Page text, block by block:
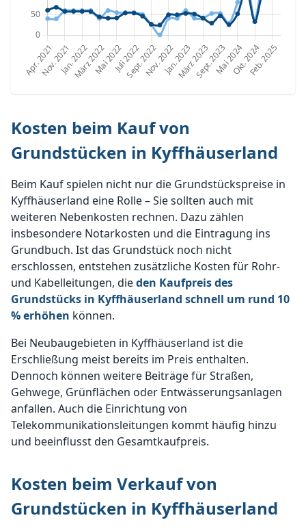
Kosten beim Kauf von
Grundstücken in Kyffhäuserland
Beim Kauf spielen nicht nur die Grundstückspreise in
Kyffhäuserland eine Rolle – Sie sollten auch mit
weiteren Nebenkosten rechnen. Dazu zählen
insbesondere Notarkosten und die Eintragung ins
Grundbuch. Ist das Grundstück noch nicht
erschlossen, entstehen zusätzliche Kosten für Rohr-
und Kabelleitungen, dieden Kaufpreis des
Grundstücks in Kyffhäuserland schnell um rund 10
% erhöhen können.
Bei Neubaugebieten in Kyffhäuserland ist die
Erschließung meist bereits im Preis enthalten.
Dennoch können weitere Beiträge für Straßen,
Gehwege, Grünflächen oder Entwässerungsanlagen
anfallen. Auch die Einrichtung von
Telekommunikationsleitungen kommt häufig hinzu
und beeinflusst den Gesamtkaufpreis.
Kosten beim Verkauf von
Grundstücken in Kyffhäuserland